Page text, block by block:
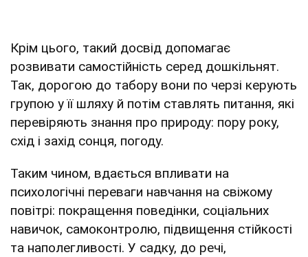
Крім цього, такий досвід допомагає
розвивати самостійність серед дошкільнят.
Так, дорогою до табору вони по черзі керують
групою у її шляху й потім ставлять питання, які
перевіряють знання про природу: пору року,
схід і захід сонця, погоду.
Таким чином, вдається впливати на
психологічні переваги навчання на свіжому
повітрі: покращення поведінки, соціальних
навичок, самоконтролю, підвищення стійкості
та наполегливості. У садку, до речі,